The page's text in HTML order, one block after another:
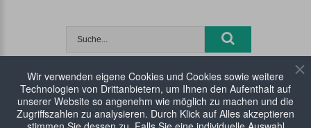
WARENKORB: 0 Artikel
Wir verwenden eigene Cookies und Cookies sowie weitere
Technologien von Drittanbietern, um Ihnen den Aufenthalt auf
unserer Website so angenehm wie möglich zu machen und die
Zugriffszahlen zu analysieren. Durch Klick auf Alles akzeptieren